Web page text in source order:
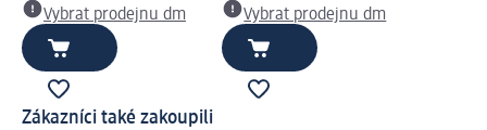
Vybrat prodejnu dm
Vybrat prodejnu dm
Zákazníci také zakoupili